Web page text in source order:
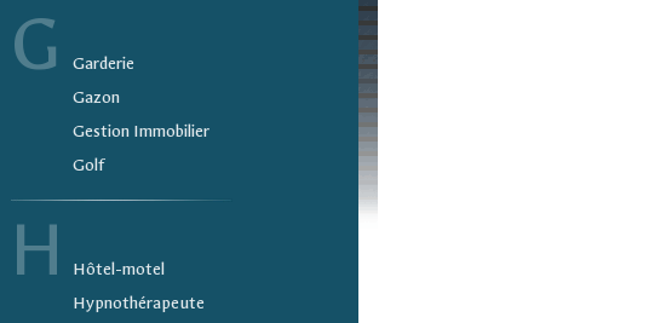
G
Garderie
Gazon
Gestion Immobilier
Golf
H
Hôtel-motel
Hypnothérapeute